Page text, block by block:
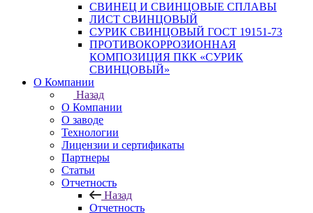
СВИНЕЦ И СВИНЦОВЫЕ СПЛАВЫ
ЛИСТ СВИНЦОВЫЙ
СУРИК СВИНЦОВЫЙ ГОСТ 19151-73
ПРОТИВОКОРРОЗИОННАЯ
КОМПОЗИЦИЯ ПКК «СУРИК
СВИНЦОВЫЙ»
О Компании
Назад
О Компании
О заводе
Технологии
Лицензии и сертификаты
Партнеры
Статьи
Отчетность
Назад
Отчетность